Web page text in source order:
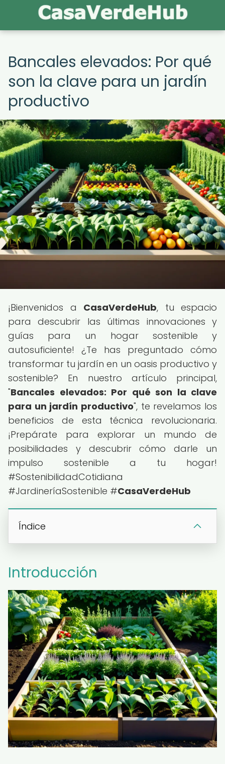
Bancales elevados: Por qué
son la clave para un jardín
productivo
¡Bienvenidos a CasaVerdeHub, tu espacio
para descubrir las últimas innovaciones y
guías para un hogar sostenible y
autosuficiente! ¿Te has preguntado cómo
transformar tu jardín en un oasis productivo y
sostenible? En nuestro artículo principal,
"Bancales elevados: Por qué son la clave
para un jardín productivo", te revelamos los
beneficios de esta técnica revolucionaria.
¡Prepárate para explorar un mundo de
posibilidades y descubrir cómo darle un
impulso sostenible a tu hogar!
#SostenibilidadCotidiana
#JardineríaSostenible #CasaVerdeHub
Índice
Introducción